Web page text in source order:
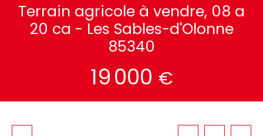
Terrain agricole à vendre, 08 a
20 ca - Les Sables-d'Olonne
85340
19 000 €